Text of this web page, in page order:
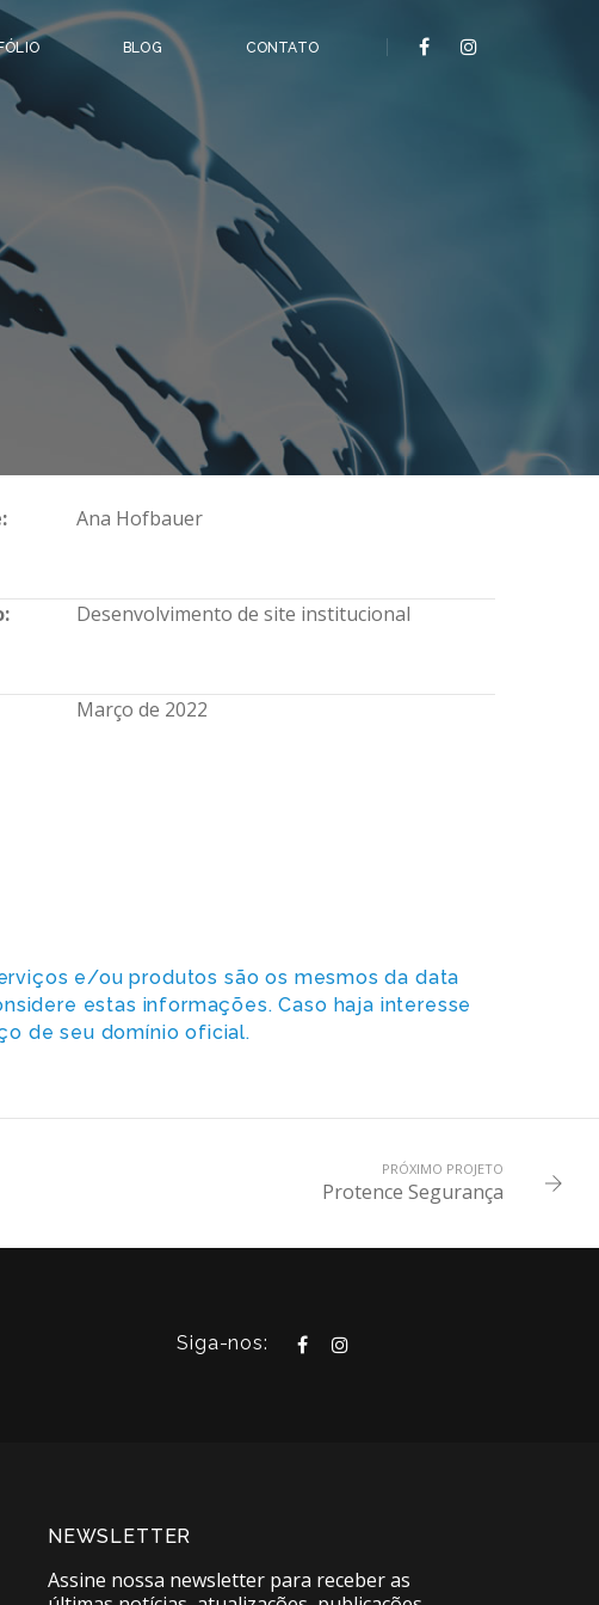
BLOG CONTATO
Ana Hofbauer
Desenvolvimento de site institucional
Março de 2022
e/ou produtos são os mesmos da data
estas informações. Caso haja interesse
de seu domínio oficial.
PRÓXIMO PROJETO
Protence Segurança
Siga-nos:
NEWSLETTER
Assine nossa newsletter para receber as